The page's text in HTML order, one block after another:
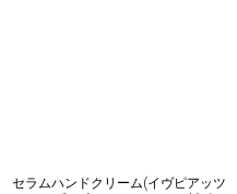
セラムハンドクリーム(イヴピアッツ